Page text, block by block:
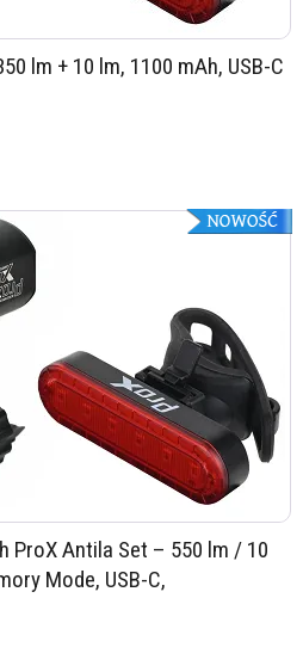
lm + 10 lm, 1100 mAh, USB-C
ProX Antila Set – 550 lm / 10
Mode, USB-C,